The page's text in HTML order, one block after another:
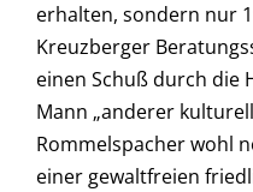
erhalten, sondern nur
Kreuzberger
einen Schuß durch die
Mann „anderer
Rommelspacher wohl
einer gewaltfreien